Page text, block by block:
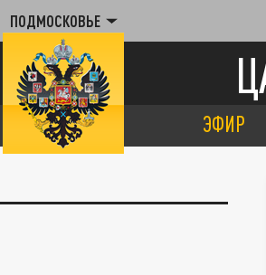
ПОДМОСКОВЬЕ
ЭФИР